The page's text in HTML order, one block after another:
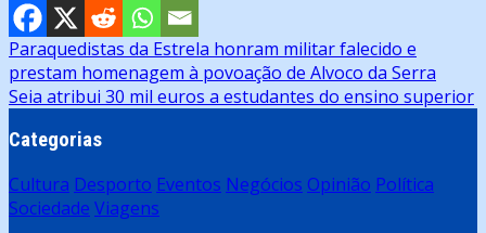
Navegação
de
artigos
Paraquedistas da Estrela honram militar falecido e
prestam homenagem à povoação de Alvoco da Serra
Seia atribui 30 mil euros a estudantes do ensino superior
Categorias
Cultura Desporto Eventos Negócios Opinião Política
Sociedade Viagens